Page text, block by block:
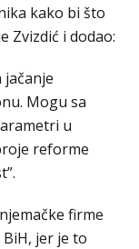
kako bi što
Zvizdić i dodao:
jačanje
Mogu sa
u
reforme
firme
jer je to